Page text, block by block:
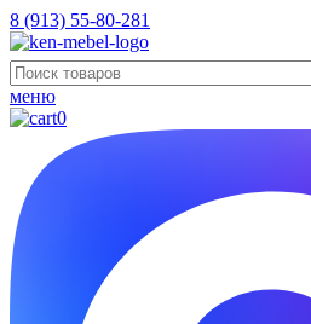
8 (913) 55-80-281
меню
0